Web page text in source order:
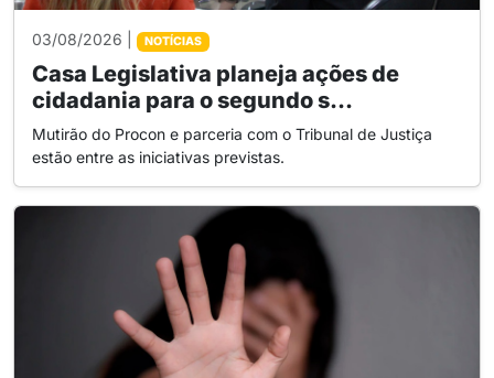
03/08/2026 | NOTÍCIAS
Casa Legislativa planeja ações de
cidadania para o segundo s...
Mutirão do Procon e parceria com o Tribunal de Justiça
estão entre as iniciativas previstas.